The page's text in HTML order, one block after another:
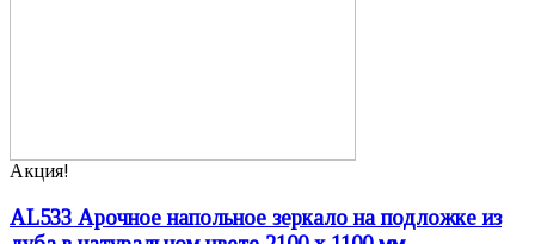
Акция!
AL533 Арочное напольное зеркало на подложке из